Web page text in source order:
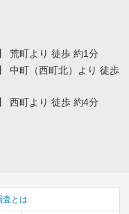
荒町より 徒歩 約1分
中町（西町北）より 徒歩
西町より 徒歩 約4分
査とは